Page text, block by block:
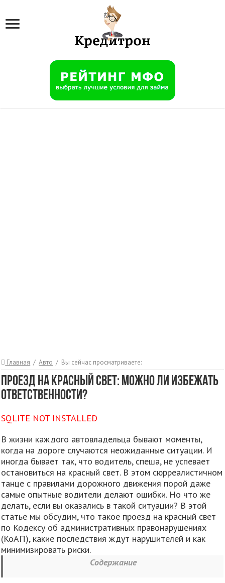
Главная / Авто / Вы сейчас просматриваете:
Проезд на красный свет: можно ли избежать
ответственности?
SQLITE NOT INSTALLED
В жизни каждого автовладельца бывают моменты,
когда на дороге случаются неожиданные ситуации. И
иногда бывает так, что водитель, спеша, не успевает
остановиться на красный свет. В этом сюрреалистичном
танце с правилами дорожного движения порой даже
самые опытные водители делают ошибки. Но что же
делать, если вы оказались в такой ситуации? В этой
статье мы обсудим, что такое проезд на красный свет
по Кодексу об административных правонарушениях
(КоАП), какие последствия ждут нарушителей и как
минимизировать риски.
Содержание